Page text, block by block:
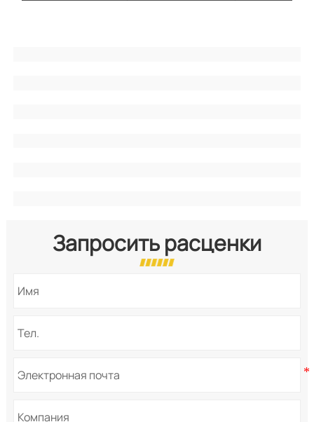
Запросить расценки